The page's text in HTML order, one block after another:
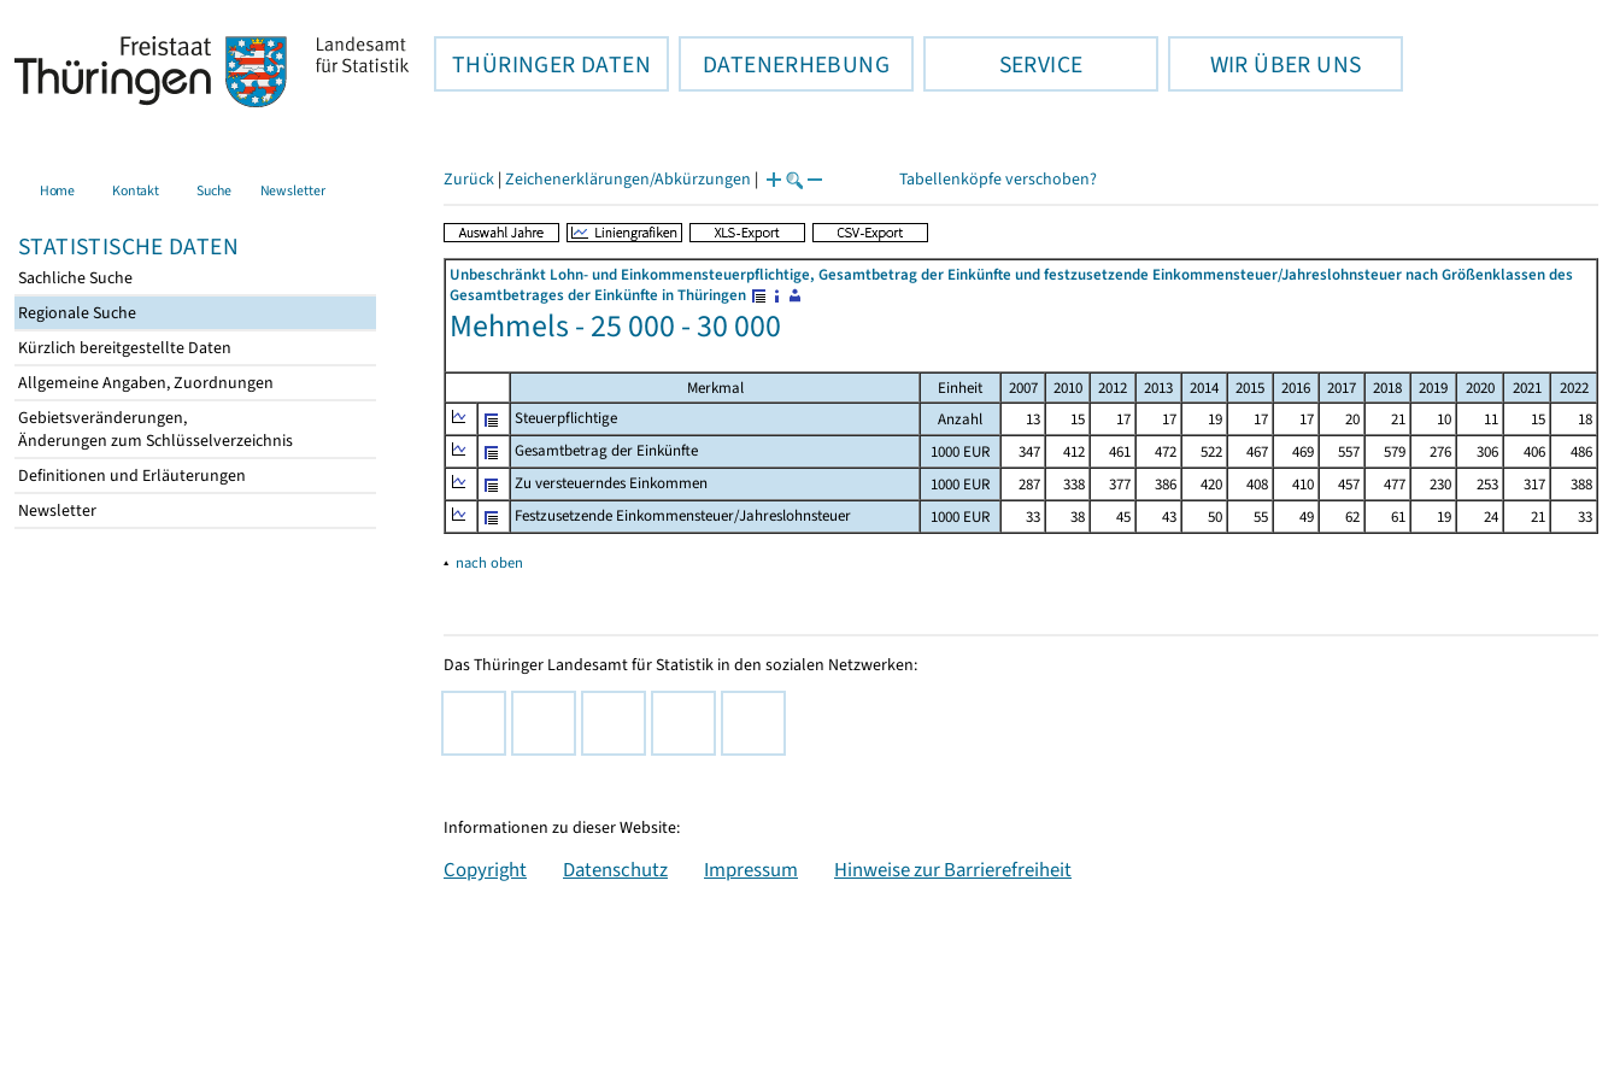
THÜRINGER DATEN DATENERHEBUNG SERVICE WIR ÜBER UNS
Home Kontakt Suche Newsletter
STATISTISCHE DATEN
Sachliche Suche
Regionale Suche
Kürzlich bereitgestellte Daten
Allgemeine Angaben, Zuordnungen
Gebietsveränderungen,
Änderungen zum Schlüsselverzeichnis
Definitionen und Erläuterungen
Newsletter
Zurück | Zeichenerklärungen/Abkürzungen | Tabellenköpfe verschoben?
Unbeschränkt Lohn- und Einkommensteuerpflichtige, Gesamtbetrag der Einkünfte und festzusetzende Einkommensteuer/Jahreslohnsteuer nach Größenklassen des
Gesamtbetrages der Einkünfte in Thüringen
Mehmels - 25 000 - 30 000
Merkmal Einheit 2007 2010 2012 2013 2014 2015 2016 2017 2018 2019 2020 2021
2022
Steuerpflichtige
Anzahl 13 15 17 17 19 17 17 20 21 10 11 15
18
Gesamtbetrag der Einkünfte
1000 EUR 347 412 461 472 522 467 469 557 579 276 306 406
486
Zu versteuerndes Einkommen
1000 EUR 287 338 377 386 420 408 410 457 477 230 253 317
388
Festzusetzende Einkommensteuer/Jahreslohnsteuer
1000 EUR 33 38 45 43 50 55 49 62 61 19 24 21 33
▴ nach oben
Das Thüringer Landesamt für Statistik in den sozialen Netzwerken:
Informationen zu dieser Website:
Copyright Datenschutz Impressum Hinweise zur Barrierefreiheit